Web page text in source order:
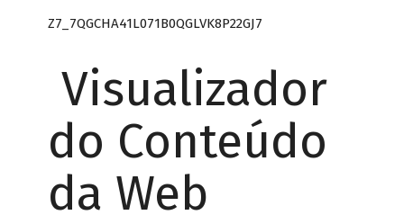
Z7_7QGCHA41L071B0QGLVK8P22GJ7
Visualizador
do Conteúdo
da Web